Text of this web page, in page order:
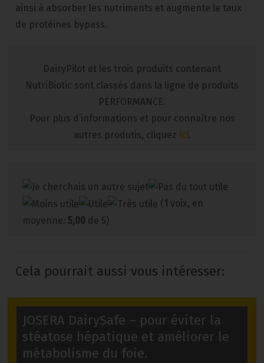
ainsi à absorber les nutriments et augmente le taux
de protéines bypass.
DairyPilot et les trois produits contenant
NutriBiotic sont classés dans la ligne de produits
PERFORMANCE.
Pour plus d’informations et pour connaître nos
autres produtis, cliquez ici.
(1 voix, en
moyenne: 5,00 de 5)
Cela pourrait aussi vous intéresser:
JOSERA DairySafe – pour éviter la
stéatose hépatique et améliorer le
métabolisme du foie.